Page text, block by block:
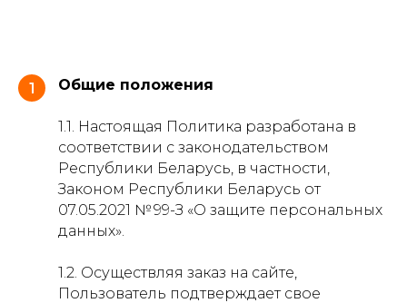
1 Общие положения
1.1. Настоящая Политика разработана в
соответствии с законодательством
Республики Беларусь, в частности,
Законом Республики Беларусь от
07.05.2021 № 99-З «О защите персональных
данных».
1.2. Осуществляя заказ на сайте,
Пользователь подтверждает свое